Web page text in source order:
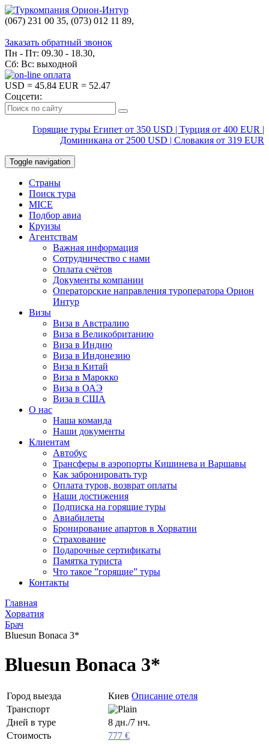
(067) 231 00 35, (073) 012 11 89,
Заказать обратный звонок
Пн - Пт: 09.30 - 18.30,
Сб: Вс: выходной
USD = 45.84 EUR = 52.47
Соцсети:
Горящие туры Египет от 350 USD | Турция от 400 EUR |
Доминикана от 2500 USD | Словакия от 319 EUR
Toggle navigation
Страны
Поиск тура
MICE
Подбор авиа
Круизы
Агентствам
Важная информация
Сотрудничество с нами
Оплата счётов
Документы компании
Операторские направления туроператора Орион
Интур
Визы
Виза в Австралию
Виза в Великобританию
Виза в Индию
Виза в Индонезию
Виза в Китай
Виза в Марокко
Виза в ОАЭ
Виза в США
О нас
Наша команда
Наши документы
Клиентам
Автобус
Трансферы в аэропорты Кишинева и Варшавы
Как забронировать тур
Оплата туров, возврат оплаты
Наши достижения
Подписка на горящие туры
Авиабилеты
Бронирование апартов в Хорватии
Страхование
Подарочные сертификаты
Памятка туриста
Что такое ”горящие” туры
Контакты
Главная
Хорватия
Брач
Bluesun Bonaca 3*
Bluesun Bonaca 3*
Город выезда Киев Описание отеля
Транспорт
Дней в туре
8 дн./7 нч.
Стоимость
777 €